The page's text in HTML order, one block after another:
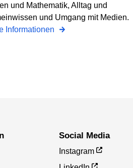
und Mathematik, Alltag und
und Umgang mit Medien.
Informationen
Social Media
Instagram